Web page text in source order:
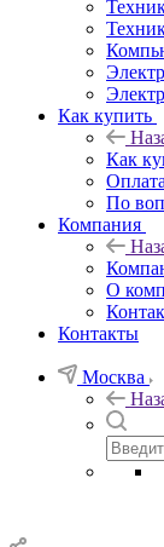
Как купить
Как
По
Компания
О
Контакты
Москва